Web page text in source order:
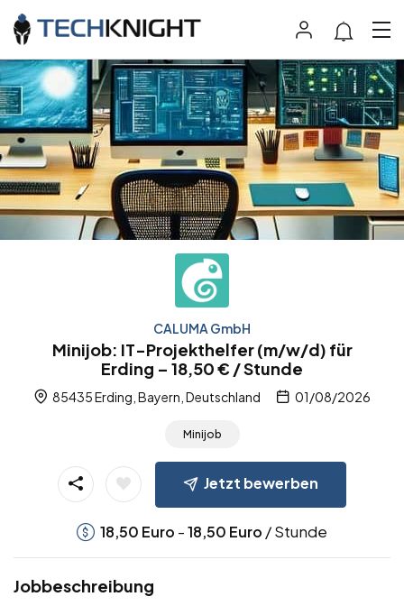
CALUMA GmbH
Minijob: IT-Projekthelfer (m/w/d) für
Erding – 18,50 € / Stunde
85435 Erding, Bayern, Deutschland 01/08/2026
Minijob
Jetzt bewerben
18,50 Euro -18,50 Euro / Stunde
Jobbeschreibung